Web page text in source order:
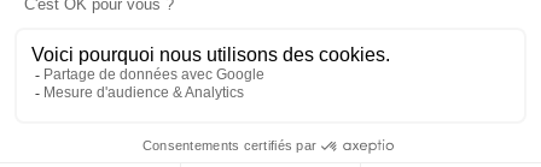
Devis Magasin Pièces